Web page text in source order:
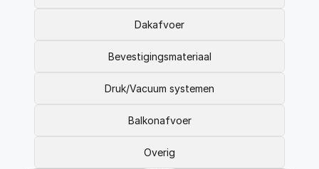
Dakafvoer
Bevestigingsmateriaal
Druk/Vacuum systemen
Balkonafvoer
Overig